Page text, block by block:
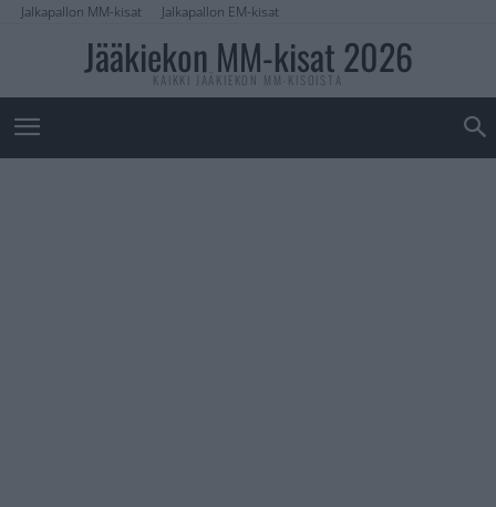
Jalkapallon MM-kisat Jalkapallon EM-kisat
Jääkiekon MM-kisat 2026
KAIKKI JÄÄKIEKON MM-KISOISTA